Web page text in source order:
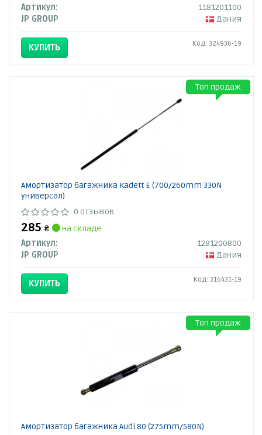
Артикул:
1181201100
JP GROUP
Дания
КУПИТЬ Код: 324936-19
Амортизатор багажника Kadett E (700/260mm 330N
универсал)
0 отзывов
285 ₴
на складе
Артикул:
1281200800
JP GROUP
Дания
КУПИТЬ Код: 316431-19
Топ продаж
Амортизатор багажника Audi 80 (275mm/580N)
Топ продаж